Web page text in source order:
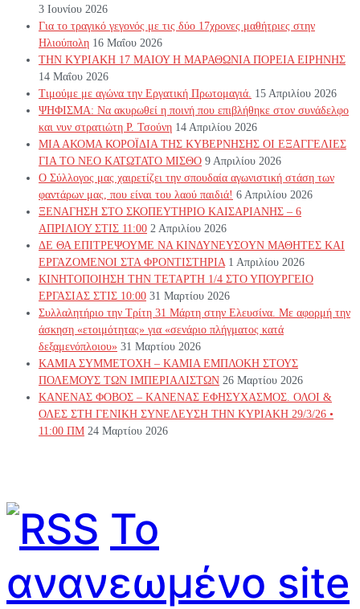
3 Ιουνίου 2026
Για το τραγικό γεγονός με τις δύο 17χρονες μαθήτριες στην
Ηλιούπολη 16 Μαΐου 2026
ΤΗΝ ΚΥΡΙΑΚΗ 17 ΜΑΙΟΥ Η ΜΑΡΑΘΩΝΙΑ ΠΟΡΕΙΑ ΕΙΡΗΝΗΣ
14 Μαΐου 2026
Τιμούμε με αγώνα την Εργατική Πρωτομαγιά. 15 Απριλίου 2026
ΨΗΦΙΣΜΑ: Να ακυρωθεί η ποινή που επιβλήθηκε στον συνάδελφο
και νυν στρατιώτη Ρ. Τσούνη 14 Απριλίου 2026
ΜΙΑ ΑΚΟΜΑ ΚΟΡΟΪΔΙΑ ΤΗΣ ΚΥΒΕΡΝΗΣΗΣ ΟΙ ΕΞΑΓΓΕΛΙΕΣ
ΓΙΑ ΤΟ ΝΕΟ ΚΑΤΩΤΑΤΟ ΜΙΣΘΟ 9 Απριλίου 2026
Ο Σύλλογος μας χαιρετίζει την σπουδαία αγωνιστική στάση των
φαντάρων μας, που είναι του λαού παιδιά! 6 Απριλίου 2026
ΞΕΝΑΓΗΣΗ ΣΤΟ ΣΚΟΠΕΥΤΗΡΙΟ ΚΑΙΣΑΡΙΑΝΗΣ – 6
ΑΠΡΙΛΙΟΥ ΣΤΙΣ 11:00 2 Απριλίου 2026
ΔΕ ΘΑ ΕΠΙΤΡΕΨΟΥΜΕ ΝΑ ΚΙΝΔΥΝΕΥΣOYN ΜΑΘΗΤΕΣ ΚΑΙ
ΕΡΓΑΖΟΜΕΝΟΙ ΣΤΑ ΦΡΟΝΤΙΣΤΗΡΙΑ 1 Απριλίου 2026
ΚΙΝΗΤΟΠΟΙΗΣΗ ΤΗΝ ΤΕΤΑΡΤΗ 1/4 ΣΤΟ ΥΠΟΥΡΓΕΙΟ
ΕΡΓΑΣΙΑΣ ΣΤΙΣ 10:00 31 Μαρτίου 2026
Συλλαλητήριο την Τρίτη 31 Μάρτη στην Ελευσίνα. Με αφορμή την
άσκηση «ετοιμότητας» για «σενάριο πλήγματος κατά
δεξαμενόπλοιου» 31 Μαρτίου 2026
ΚΑΜΙΑ ΣΥΜΜΕΤΟΧΗ – ΚΑΜΙΑ ΕΜΠΛΟΚΗ ΣΤΟΥΣ
ΠΟΛΕΜΟΥΣ ΤΩΝ ΙΜΠΕΡΙΑΛΙΣΤΩΝ 26 Μαρτίου 2026
ΚΑΝΕΝΑΣ ΦΟΒΟΣ – ΚΑΝΕΝΑΣ ΕΦΗΣΥΧΑΣΜΟΣ. ΟΛΟΙ &
ΟΛΕΣ ΣΤΗ ΓΕΝΙΚΗ ΣΥΝΕΛΕΥΣΗ ΤΗΝ ΚΥΡΙΑΚΗ 29/3/26 •
11:00 ΠΜ 24 Μαρτίου 2026
Το
ανανεωμένο site